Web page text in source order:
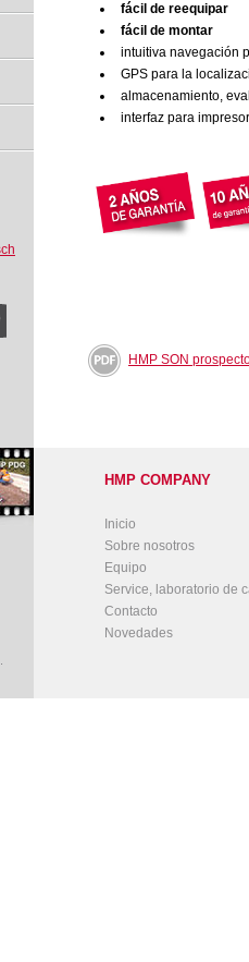
fácil de reequipar
fácil de montar
intuitiva navegación
GPS para la
almacenamiento,
interfaz para
HMP SON
HMP COMPANY
Inicio
Sobre nosotros
Equipo
Service, laboratorio de
Contacto
Novedades